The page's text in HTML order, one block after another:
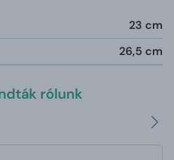
23 cm
26,5 cm
rólunk